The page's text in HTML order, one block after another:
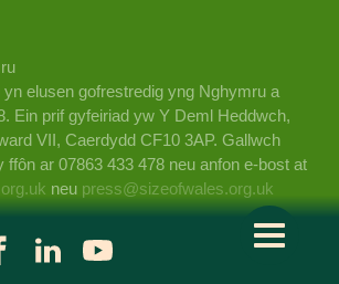
elusen gofrestredig yng Nghymru a
Ein prif gyfeiriad yw Y Deml Heddwch,
VII, Caerdydd CF10 3AP. Gallwch
ffôn ar 07863 433 478 neu anfon e-bost at
neu press@sizeofwales.org.uk